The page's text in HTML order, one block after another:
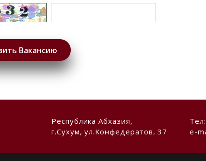
Республика Абхазия,
г.Сухум, ул.Конфедератов, 37
e-